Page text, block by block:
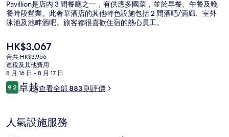
相
片
集
Pavillion是店內 3 間餐廳之一，有供應多國菜，並於早餐、午餐及晚
餐時段營業。此奢華酒店的其他特色設施包括 2 間酒吧/酒廊、室外
泳池及池畔酒吧。旅客都很喜歡住宿的熱心員工。
現
價
HK$3,067
HK$3,067
合共 HK$3,956
連稅及其他費用
8 月 16 日 - 8 月 17 日
評
價
9.29.2 分，滿分 10 分，
卓越查看全部 883 則評價
人氣設施服務